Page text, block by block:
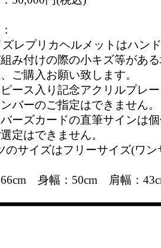
レプリカヘルメットはハン
み付けの際の小キズ等があ
ご購入お願い致します。
ース入り記念アクリルプレ
バーのご指定はできません。
ーズカードの直筆サインは
定はできません。
のサイズはフリーサイズ(ワン
66cm 身幅：50cm 肩幅：